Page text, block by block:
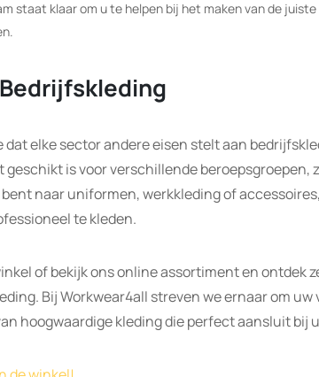
staat klaar om u te helpen bij het maken van de juiste
dat elke sector andere eisen stelt aan
is voor verschillende beroepsgroepen,
bent naar uniformen, werkkleding of
te kleden.
of bekijk ons online assortiment en ontdek
Bij Workwear4all streven we ernaar om
hoogwaardige kleding die perfect aansluit bij